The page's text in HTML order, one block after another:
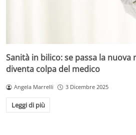
Sanità in bilico: se passa la
diventa colpa del medico
Angela Marrelli 3 Dicembre 2025
Leggi di più